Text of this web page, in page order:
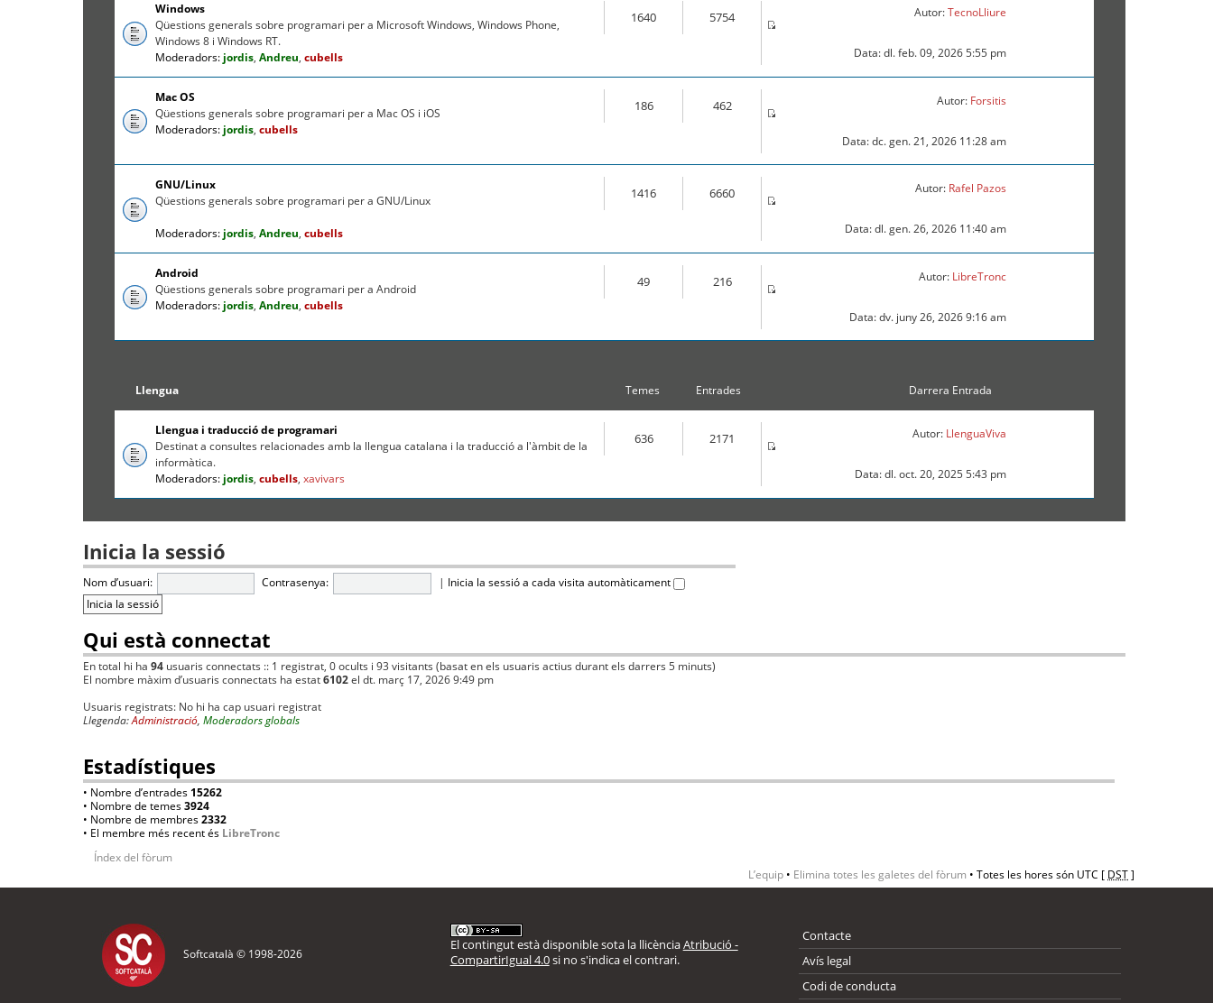
Windows
Qüestions generals sobre programari per a Microsoft Windows, Windows Phone,
Windows 8 i Windows RT.
Moderadors: jordis, Andreu, cubells
1640 5754 Autor:TecnoLliure
Data: dl. feb. 09, 2026 5:55 pm
Mac OS
Qüestions generals sobre programari per a Mac OS i iOS
Moderadors: jordis, cubells
186 462 Autor: Forsitis
Data: dc. gen. 21, 2026 11:28 am
GNU/Linux
Qüestions generals sobre programari per a GNU/Linux
Moderadors: jordis, Andreu, cubells
1416 6660 Autor: Rafel Pazos
Data: dl. gen. 26, 2026 11:40 am
Android
Qüestions generals sobre programari per a Android
Moderadors: jordis, Andreu, cubells
49 216 Autor: LibreTronc
Data: dv. juny 26, 2026 9:16 am
Llengua Temes Entrades Darrera Entrada
Llengua i traducció de programari
Destinat a consultes relacionades amb la llengua catalana i la traducció a l'àmbit de la
informàtica.
Moderadors: jordis, cubells, xavivars
636 2171 Autor: LlenguaViva
Data: dl. oct. 20, 2025 5:43 pm
Inicia la sessió
Nom d’usuari: Contrasenya: | Inicia la sessió a cada visita automàticament
Qui està connectat
En total hi ha 94 usuaris connectats :: 1 registrat, 0 ocults i 93 visitants (basat en els usuaris actius durant els darrers 5 minuts)
El nombre màxim d’usuaris connectats ha estat6102el dt. març 17, 2026 9:49 pm
Usuaris registrats: No hi ha cap usuari registrat
Llegenda:Administració, Moderadors globals
Estadístiques
• Nombre d’entrades 15262
• Nombre de temes3924
• Nombre de membres2332
• El membre més recent és LibreTronc
Índex del fòrum
L’equip • Elimina totes les galetes del fòrum • Totes les hores són UTC [ DST]
Softcatalà © 1998-2026
El contingut està disponible sota la llicènciaAtribució -
CompartirIgual 4.0si no s'indica el contrari.
Contacte
Avís legal
Codi de conducta